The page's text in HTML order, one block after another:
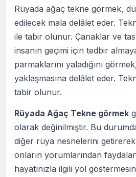
Rüyada ağaç tekne görmek,
edilecek mala delâlet eder.
ile tabir olunur. Çanaklar ve
insanın geçimi için tedbir
parmaklarını yaladığını
yaklaşmasına delâlet eder.
tabir olunur.
Rüyada Ağaç Tekne görmek
olarak değinilmiştir. Bu
diğer rüya nesnelerini getirerek
onların yorumlarından
hayatınızla ilgili yol